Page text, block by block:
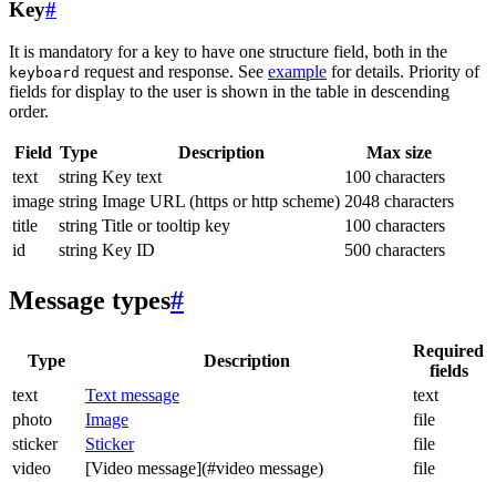
Key#
It is mandatory for a key to have one structure field, both in the
keyboard request and response. See example for details. Priority of
fields for display to the user is shown in the table in descending
order.
Field Type Description
Max size
text
string Key text
100 characters
image string Image URL (https or http scheme) 2048 characters
title
string Title or tooltip key
100 characters
id
string Key ID 500 characters
Message types#
Type Description
Required
fields
text
Text message
text
photo
Image
file
sticker
Sticker
file
video
[Video message](#video message)
file